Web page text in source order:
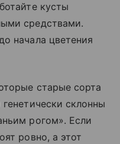
кусты
средствами.
начала цветения
старые сорта
склонны
рогом». Если
ровно, а этот